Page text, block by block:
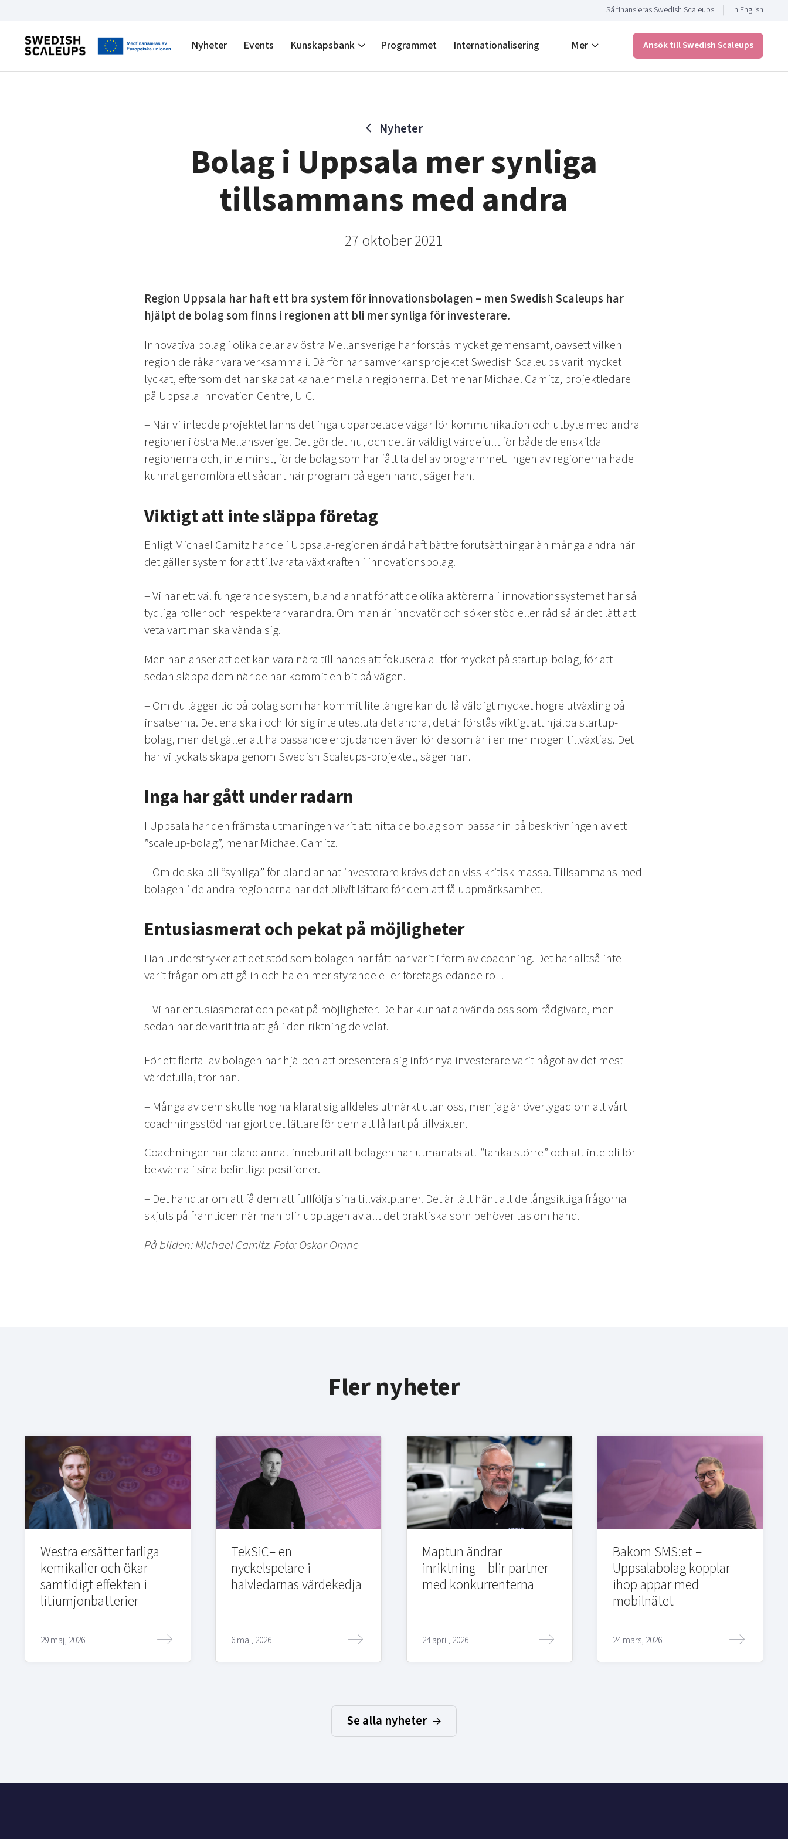
Så finansieras Swedish Scaleups In English
Nyheter Events Kunskapsbank Programmet Internationalisering Mer Ansök till Swedish Scaleups
Nyheter
Bolag i Uppsala mer synliga
tillsammans med andra
27 oktober 2021
Region Uppsala har haft ett bra system för innovationsbolagen – men Swedish Scaleups har
hjälpt de bolag som finns i regionen att bli mer synliga för investerare.
Innovativa bolag i olika delar av östra Mellansverige har förstås mycket gemensamt, oavsett vilken
region de råkar vara verksamma i. Därför har samverkansprojektet Swedish Scaleups varit mycket
lyckat, eftersom det har skapat kanaler mellan regionerna. Det menar Michael Camitz, projektledare
på Uppsala Innovation Centre, UIC.
– När vi inledde projektet fanns det inga upparbetade vägar för kommunikation och utbyte med andra
regioner i östra Mellansverige. Det gör det nu, och det är väldigt värdefullt för både de enskilda
regionerna och, inte minst, för de bolag som har fått ta del av programmet. Ingen av regionerna hade
kunnat genomföra ett sådant här program på egen hand, säger han.
Viktigt att inte släppa företag
Enligt Michael Camitz har de i Uppsala-regionen ändå haft bättre förutsättningar än många andra när
det gäller system för att tillvarata växtkraften i innovationsbolag.
– Vi har ett väl fungerande system, bland annat för att de olika aktörerna i innovationssystemet har så
tydliga roller och respekterar varandra. Om man är innovatör och söker stöd eller råd så är det lätt att
veta vart man ska vända sig.
Men han anser att det kan vara nära till hands att fokusera alltför mycket på startup-bolag, för att
sedan släppa dem när de har kommit en bit på vägen.
– Om du lägger tid på bolag som har kommit lite längre kan du få väldigt mycket högre utväxling på
insatserna. Det ena ska i och för sig inte utesluta det andra, det är förstås viktigt att hjälpa startup-
bolag, men det gäller att ha passande erbjudanden även för de som är i en mer mogen tillväxtfas. Det
har vi lyckats skapa genom Swedish Scaleups-projektet, säger han.
Inga har gått under radarn
I Uppsala har den främsta utmaningen varit att hitta de bolag som passar in på beskrivningen av ett
”scaleup-bolag”, menar Michael Camitz.
– Om de ska bli ”synliga” för bland annat investerare krävs det en viss kritisk massa. Tillsammans med
bolagen i de andra regionerna har det blivit lättare för dem att få uppmärksamhet.
Entusiasmerat och pekat på möjligheter
Han understryker att det stöd som bolagen har fått har varit i form av coachning. Det har alltså inte
varit frågan om att gå in och ha en mer styrande eller företagsledande roll.
– Vi har entusiasmerat och pekat på möjligheter. De har kunnat använda oss som rådgivare, men
sedan har de varit fria att gå i den riktning de velat.
För ett flertal av bolagen har hjälpen att presentera sig inför nya investerare varit något av det mest
värdefulla, tror han.
– Många av dem skulle nog ha klarat sig alldeles utmärkt utan oss, men jag är övertygad om att vårt
coachningsstöd har gjort det lättare för dem att få fart på tillväxten.
Coachningen har bland annat inneburit att bolagen har utmanats att ”tänka större” och att inte bli för
bekväma i sina befintliga positioner.
– Det handlar om att få dem att fullfölja sina tillväxtplaner. Det är lätt hänt att de långsiktiga frågorna
skjuts på framtiden när man blir upptagen av allt det praktiska som behöver tas om hand.
På bilden: Michael Camitz. Foto: Oskar Omne
Fler nyheter
Westra ersätter farliga
kemikalier och ökar
samtidigt effekten i
litiumjonbatterier
29 maj, 2026
TekSiC– en
nyckelspelare i
halvledarnas värdekedja
6 maj, 2026
Maptun ändrar
inriktning – blir partner
med konkurrenterna
24 april, 2026
Bakom SMS:et –
Uppsalabolag kopplar
ihop appar med
mobilnätet
24 mars, 2026
Se alla nyheter